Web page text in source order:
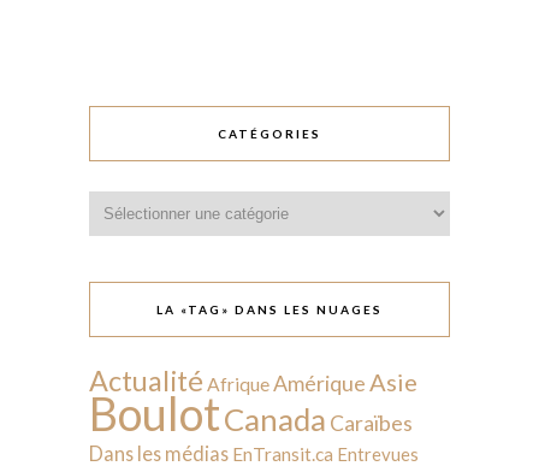
CATÉGORIES
LA «TAG» DANS LES NUAGES
Actualité AfriqueAmérique Asie
BoulotCanada Caraïbes
Dans les médias EnTransit.ca Entrevues